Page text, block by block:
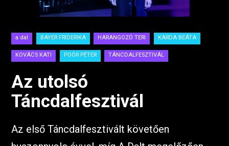
a dal BAYER FRIDERIKA HARANGOZÓ TERI KARDA BEÁTA
KOVÁCS KATI POÓR PÉTER TÁNCDALFESZTIVÁL
Az utolsó
Táncdalfesztivál
Az első Táncdalfesztivált követően